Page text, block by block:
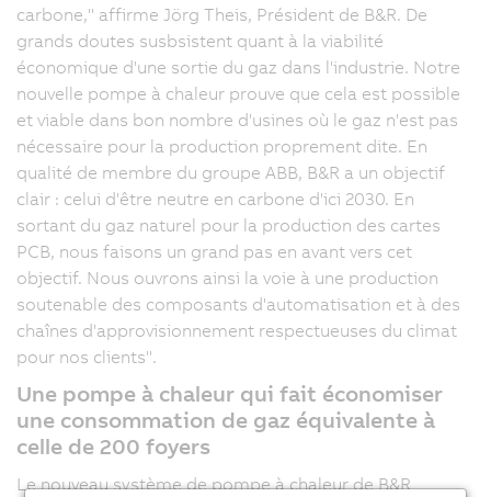
carbone," affirme Jörg Theis, Président de B&R. De
grands doutes susbsistent quant à la viabilité
économique d'une sortie du gaz dans l'industrie. Notre
nouvelle pompe à chaleur prouve que cela est possible
et viable dans bon nombre d'usines où le gaz n'est pas
nécessaire pour la production proprement dite. En
qualité de membre du groupe ABB, B&R a un objectif
clair : celui d'être neutre en carbone d'ici 2030. En
sortant du gaz naturel pour la production des cartes
PCB, nous faisons un grand pas en avant vers cet
objectif. Nous ouvrons ainsi la voie à une production
soutenable des composants d'automatisation et à des
chaînes d'approvisionnement respectueuses du climat
pour nos clients".
Une pompe à chaleur qui fait économiser
une consommation de gaz équivalente à
celle de 200 foyers
Le nouveau système de pompe à chaleur de B&R